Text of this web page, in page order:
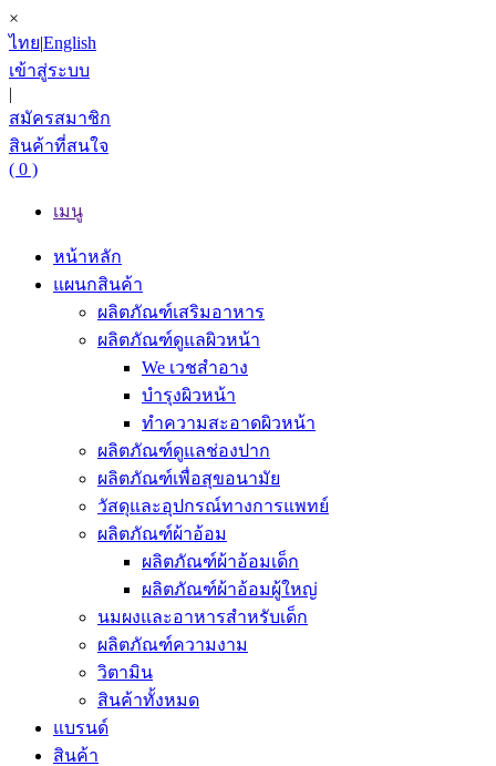
×
ไทย|English
เข้าสู่ระบบ
|
สมัครสมาชิก
สินค้าที่สนใจ
( 0 )
เมนู
หน้าหลัก
แผนกสินค้า
ผลิตภัณฑ์เสริมอาหาร
ผลิตภัณฑ์ดูแลผิวหน้า
We เวชสำอาง
บำรุงผิวหน้า
ทำความสะอาดผิวหน้า
ผลิตภัณฑ์ดูแลช่องปาก
ผลิตภัณฑ์เพื่อสุขอนามัย
วัสดุและอุปกรณ์ทางการแพทย์
ผลิตภัณฑ์ผ้าอ้อม
ผลิตภัณฑ์ผ้าอ้อมเด็ก
ผลิตภัณฑ์ผ้าอ้อมผู้ใหญ่
นมผงและอาหารสำหรับเด็ก
ผลิตภัณฑ์ความงาม
วิตามิน
สินค้าทั้งหมด
แบรนด์
สินค้า